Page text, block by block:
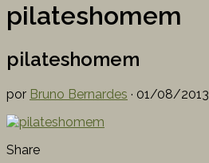
pilateshomem
pilateshomem
por Bruno Bernardes · 01/08/2013
Share